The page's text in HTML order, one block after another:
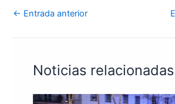
← Entrada anterior
Noticias relacionadas